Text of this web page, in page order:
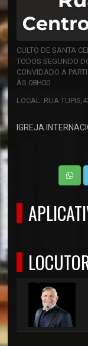
CULTO DE SANTA
TODOS SEGUNDO
CONVIDADO A
ÀS 08H00
LOCAL: RUA
IGREJA